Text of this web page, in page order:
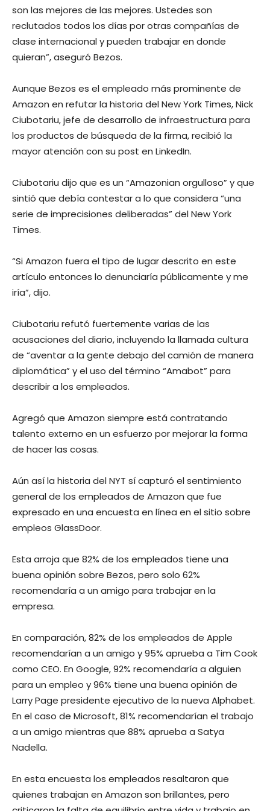
son las mejores de las mejores. Ustedes son
reclutados todos los días por otras compañías de
clase internacional y pueden trabajar en donde
quieran”, aseguró Bezos.
Aunque Bezos es el empleado más prominente de
Amazon en refutar la historia del New York Times, Nick
Ciubotariu, jefe de desarrollo de infraestructura para
los productos de búsqueda de la firma, recibió la
mayor atención con su post en LinkedIn.
Ciubotariu dijo que es un “Amazonian orgulloso” y que
sintió que debía contestar a lo que considera “una
serie de imprecisiones deliberadas” del New York
Times.
“Si Amazon fuera el tipo de lugar descrito en este
artículo entonces lo denunciaría públicamente y me
iría”, dijo.
Ciubotariu refutó fuertemente varias de las
acusaciones del diario, incluyendo la llamada cultura
de “aventar a la gente debajo del camión de manera
diplomática” y el uso del término “Amabot” para
describir a los empleados.
Agregó que Amazon siempre está contratando
talento externo en un esfuerzo por mejorar la forma
de hacer las cosas.
Aún así la historia del NYT sí capturó el sentimiento
general de los empleados de Amazon que fue
expresado en una encuesta en línea en el sitio sobre
empleos GlassDoor.
Esta arroja que 82% de los empleados tiene una
buena opinión sobre Bezos, pero solo 62%
recomendaría a un amigo para trabajar en la
empresa.
En comparación, 82% de los empleados de Apple
recomendarían a un amigo y 95% aprueba a Tim Cook
como CEO. En Google, 92% recomendaría a alguien
para un empleo y 96% tiene una buena opinión de
Larry Page presidente ejecutivo de la nueva Alphabet.
En el caso de Microsoft, 81% recomendarían el trabajo
a un amigo mientras que 88% aprueba a Satya
Nadella.
En esta encuesta los empleados resaltaron que
quienes trabajan en Amazon son brillantes, pero